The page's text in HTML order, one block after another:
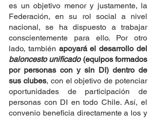
es un objetivo menor y justamente, la
Federación, en su rol social a nivel
nacional, se ha dispuesto a trabajar
conscientemente para ello. Por otro
lado, también
baloncesto unificado (equipos formados
por personas con y sin DI) dentro de
sus clubes, con el objetivo de potenciar
oportunidades de participación de
personas con DI en todo Chile. Así, el
convenio beneficia directamente a los y